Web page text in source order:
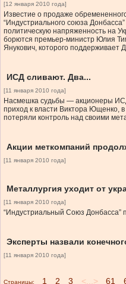
[12 января 2010 года]
Известие о продаже
“Индустриального союза
политическую напряженность на
борются премьер-министр Юлия
Янукович, которого поддерживает
ИСД сливают. Два...
[11 января 2010 года]
Насмешка судьбы — акционеры
приход к власти Виктора Ющенко, в
потеряли контроль над своими
Акции меткомпаний
[11 января 2010 года]
Металлургия уходит от
[11 января 2010 года]
“Индустриальный Союз Донбасса”
Эксперты назвали
[11 января 2010 года]
Страницы: 1 2 3 <...> 61